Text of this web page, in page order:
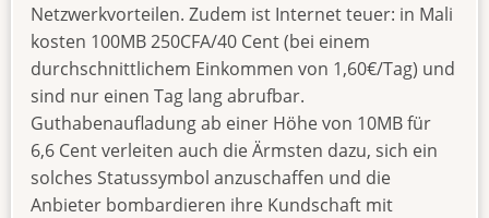
Netzwerkvorteilen. Zudem ist Internet teuer: in Mali
kosten 100MB 250CFA/40 Cent (bei einem
durchschnittlichem Einkommen von 1,60€/Tag) und
sind nur einen Tag lang abrufbar.
Guthabenaufladung ab einer Höhe von 10MB für
6,6 Cent verleiten auch die Ärmsten dazu, sich ein
solches Statussymbol anzuschaffen und die
Anbieter bombardieren ihre Kundschaft mit